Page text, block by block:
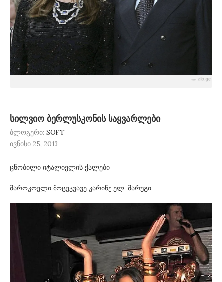
სილვიო ბერლუსკონის საყვარლები
ბლოგერი: SOFT
ივნისი 25, 2013
ცნობილი იტალიელის ქალები
მაროკოელი მოცეკვავე კარინე ელ-მარუგი